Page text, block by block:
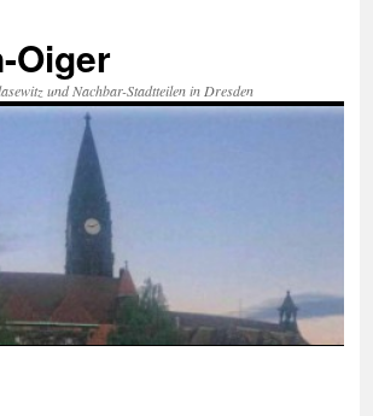
Oiger
und Nachbar-Stadtteilen in Dresden